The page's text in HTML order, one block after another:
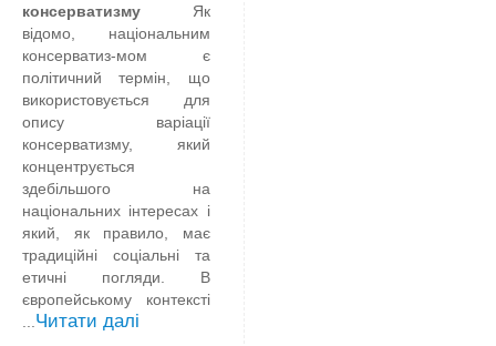
консерватизму Як
відомо, національним
консерватиз-мом є
політичний термін, що
використовується для
опису варіації
консерватизму, який
концентрується
здебільшого на
національних інтересах і
який, як правило, має
традиційні соціальні та
етичні погляди. В
європейському контексті
...Читати далі